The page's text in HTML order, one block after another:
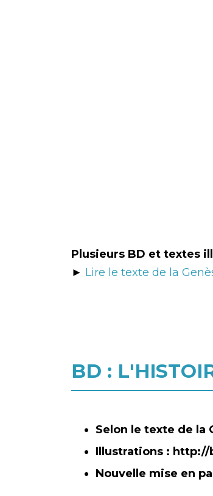
Plusieurs BD et textes
► Lire le texte de la
BD :
Selon le texte de la
Illustrations : http://
Nouvelle mise en